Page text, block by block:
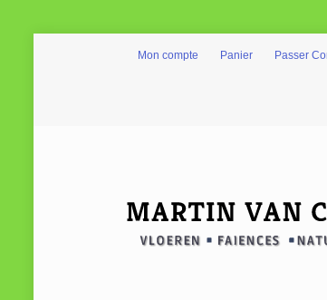
Mon compte Panier Passer